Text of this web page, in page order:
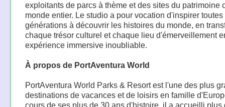
exploitants de parcs à thème et des sites du patrimoine
monde entier. Le studio a pour vocation d'inspirer toutes
générations à découvrir les histoires du monde, en
chaque trésor culturel et chaque lieu d'émerveillement
expérience immersive inoubliable.
À propos de PortAventura World
PortAventura World Parks & Resort est l'une des plus
destinations de vacances et de loisirs en famille
cours de ses plus de 30 ans d'histoire, il a accueilli plus